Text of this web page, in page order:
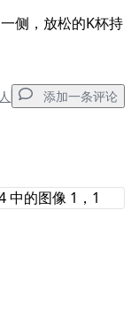
侧，放松的K杯持
添加一条评论